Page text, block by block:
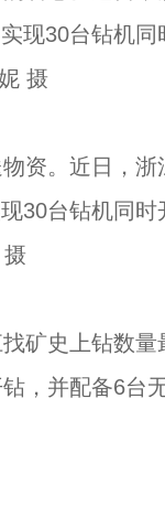
现30台钻机同
摄
。近日，浙
30台钻机同时
摄
矿史上钻数量
，并配备6台